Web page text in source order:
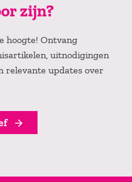
zijn?
hoogte! Ontvang
uitnodigingen
relevante updates over